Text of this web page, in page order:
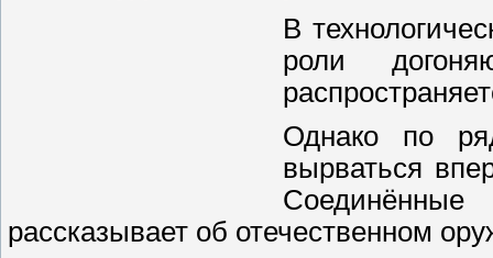
В
роли
Однако по
вырваться
рассказывает об отечественном